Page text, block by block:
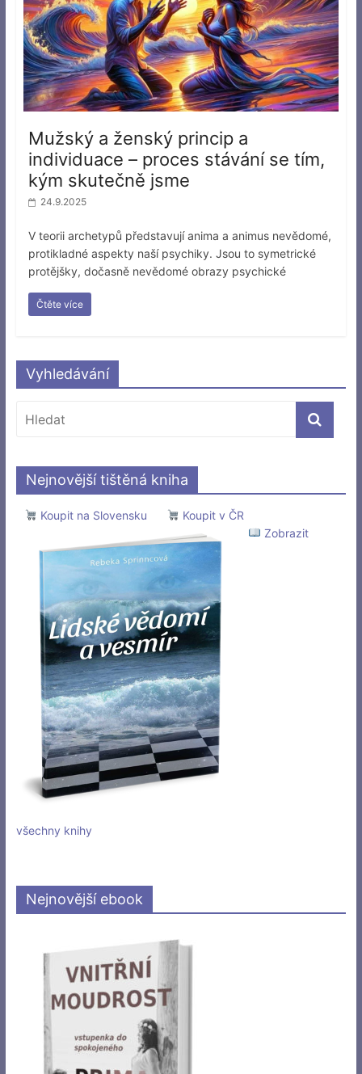
Mužský a ženský princip a
individuace – proces stávání se tím,
kým skutečně jsme
24.9.2025
V teorii archetypů představují anima a animus nevědomé,
protikladné aspekty naší psychiky. Jsou to symetrické
protějšky, dočasně nevědomé obrazy psychické
Čtěte více
Vyhledávání
Nejnovější tištěná kniha
Koupit na Slovensku
Koupit v ČR
Zobrazit
všechny knihy
Nejnovější ebook